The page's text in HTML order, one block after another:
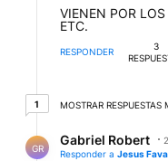
VIENEN POR
ETC.
RESPONDER
3
11 respuesta más
MOSTRAR RESPUESTAS
GR
Gabriel Robert
Responder a Jesus Fava